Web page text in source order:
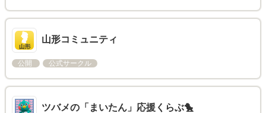
山形コミュニティ
公開 公式サークル
ツバメの「まいたん」応援くらぶ🐤